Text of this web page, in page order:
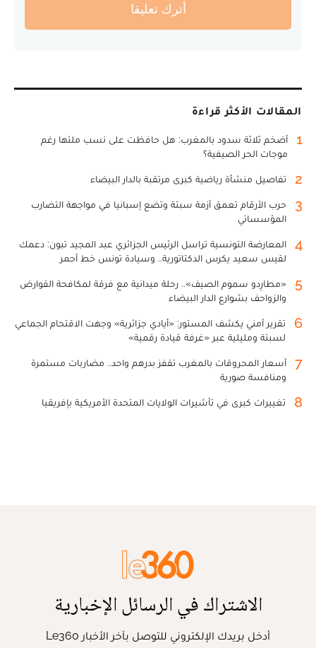
أترك تعليقا
المقالات الأكثر قراءة
1
أضخم ثلاثة سدود بالمغرب: هل حافظت على نسب ملئها رغم
موجات الحر الصيفية؟
2 تفاصيل منشأة رياضية كبرى مرتقبة بالدار البيضاء
3
حرب الأرقام تعمق أزمة سبتة وتضع إسبانيا في مواجهة التضارب
المؤسساتي
4
المعارضة التونسية تراسل الرئيس الجزائري عبد المجيد تبون: دعمك
لقيس سعيد يكرس الدكتاتورية.. وسيادة تونس خط أحمر
5
«مطارِدو سموم الصيف».. رحلة ميدانية مع فرقة لمكافحة القوارض
والزواحف بشوارع الدار البيضاء
6
تقرير أمني يكشف المستور: «أيادي جزائرية» وجهت الاقتحام الجماعي
لسبتة ومليلية عبر «غرفة قيادة رقمية»
7
أسعار المحروقات بالمغرب تقفز بدرهم واحد.. مضاربات مستمرة
ومنافسة صورية
8 تغييرات كبرى في تأشيرات الولايات المتحدة الأمريكية بإفريقيا
الاشتراك في الرسائل الإخبارية
أدخل بريدك الإلكتروني للتوصل بآخر الأخبار Le360